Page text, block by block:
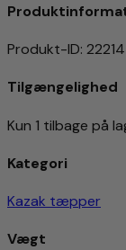
Produkt-ID:
Tilgængelighed
Kun 1 tilbage på
Kategori
Kazak tæpper
Vægt